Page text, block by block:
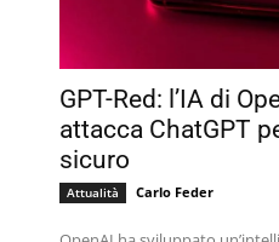
GPT-Red: l’IA di
attacca ChatGPT
sicuro
Attualità Carlo Feder